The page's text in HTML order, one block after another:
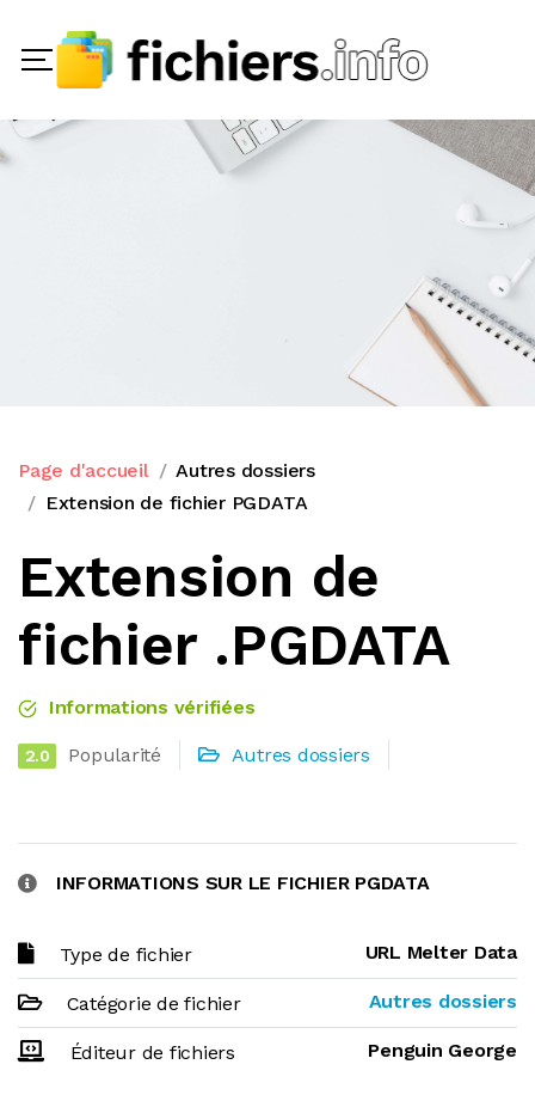
Page d'accueil
Autres dossiers
Extension de fichier PGDATA
Extension de
fichier .PGDATA
Informations vérifiées
2.0 Popularité Autres dossiers
INFORMATIONS SUR LE FICHIER PGDATA
Type de fichier URL Melter Data
Catégorie de fichier Autres dossiers
Éditeur de fichiers Penguin George